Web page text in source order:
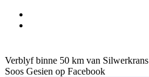
Verblyf binne 50 km van Silwerkrans
Soos Gesien op Facebook